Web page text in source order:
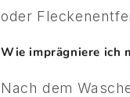
oder
Wie imprägniere ich
Nach dem